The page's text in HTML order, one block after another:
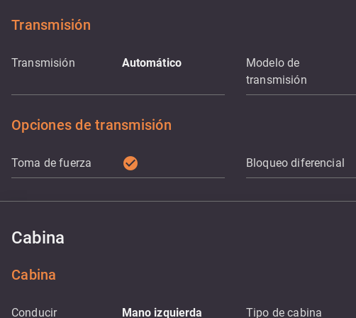
Transmisión
Transmisión Automático
Modelo de
transmisión
Opciones de transmisión
Toma de fuerza check_circle Bloqueo diferencial
Cabina
Cabina
Conducir Mano izquierda Tipo de cabina